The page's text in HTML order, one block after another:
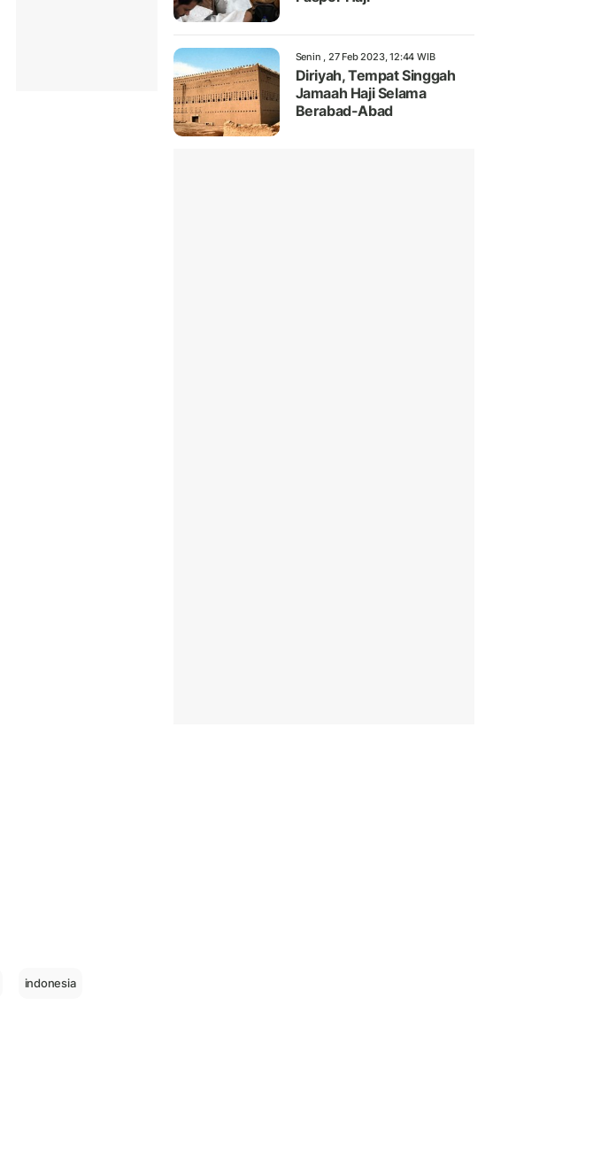
indonesia
Senin , 27 Feb 2023, 12:44 WIB
Diriyah, Tempat Singgah
Jamaah Haji Selama
Berabad-Abad